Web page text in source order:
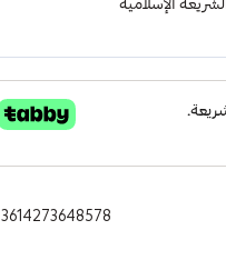
3614273648578